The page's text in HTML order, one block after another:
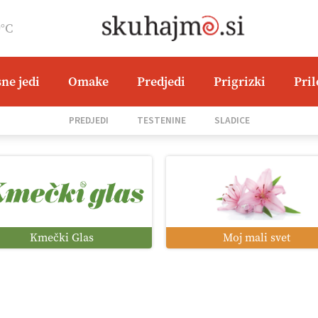
jedi Omake Predjedi Prigrizki
PREDJEDI TESTENINE SLADICE
Kmečki Glas Moj mali svet